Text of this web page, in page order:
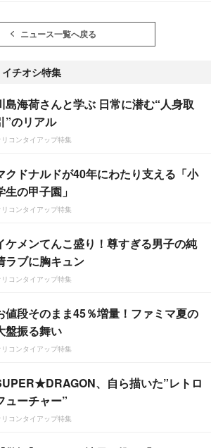
ニュース一覧へ戻る
チオシ特集
島海荷さんと学ぶ 日常に潜む“人身取
”のリアル
リコンタイアップ特集
クドナルドが40年にわたり支える「小
生の甲子園」
リコンタイアップ特集
ケメンてんこ盛り！尊すぎる男子の純
ラブに胸キュン
リコンタイアップ特集
値段そのまま45％増量！ファミマ夏の
盤振る舞い
リコンタイアップ特集
、自ら描いた”レトロ
ューチャー”
リコンタイアップ特集